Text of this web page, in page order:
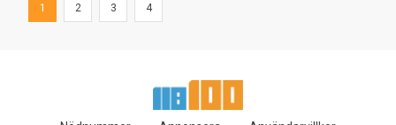
1 2 3 4